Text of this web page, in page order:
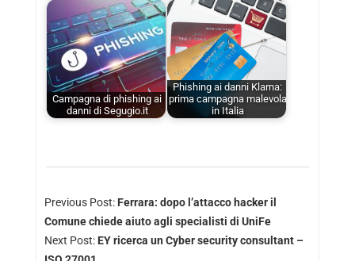
Campagna di phishing ai
danni di Segugio.it
Phishing ai danni Klarna:
prima campagna malevola
in Italia
Previous Post: Ferrara: dopo l’attacco hacker il
Comune chiede aiuto agli specialisti di UniFe
Next Post: EY ricerca un Cyber security consultant –